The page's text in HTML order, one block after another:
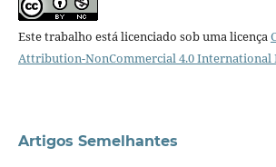
Este trabalho está licenciado sob uma licença
Attribution-NonCommercial 4.0 International
Artigos Semelhantes